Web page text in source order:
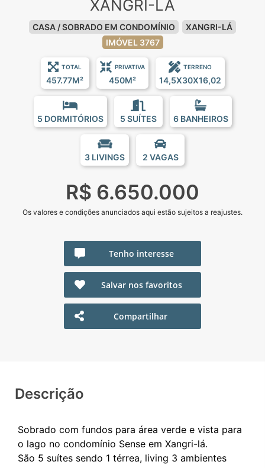
XANGRI-LÁ
CASA / SOBRADO EM CONDOMÍNIO
XANGRI-LÁ
IMÓVEL 3767
TOTAL
457.77M²
PRIVATIVA
450M²
TERRENO
14,5X30X16,02
5 DORMITÓRIOS 5 SUÍTES 6 BANHEIROS
3 LIVINGS 2 VAGAS
R$ 6.650.000
Os valores e condições anunciados aqui estão sujeitos a reajustes.
Tenho interesse
Salvar nos favoritos
Compartilhar
Descrição
Sobrado com fundos para área verde e vista para
o lago no condomínio Sense em Xangri-lá.
São 5 suítes sendo 1 térrea, living 3 ambientes